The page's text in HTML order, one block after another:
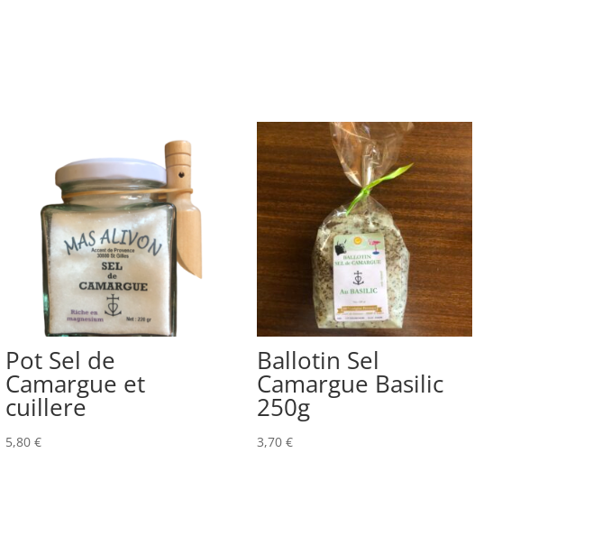
Pot Sel de
Camargue et
cuillere
5,80€
Ballotin Sel
Camargue Basilic
250g
3,70€